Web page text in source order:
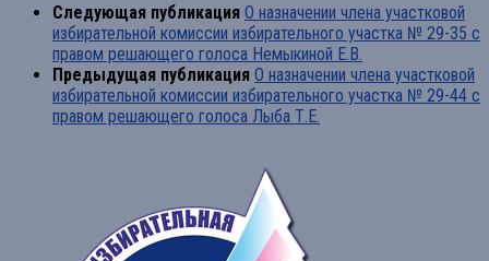
Следующая публикация О назначении члена участковой
избирательной комиссии избирательного участка № 29-35 с
правом решающего голоса Немыкиной Е.В.
Предыдущая публикация О назначении члена участковой
избирательной комиссии избирательного участка № 29-44 с
правом решающего голоса Лыба Т.Е.